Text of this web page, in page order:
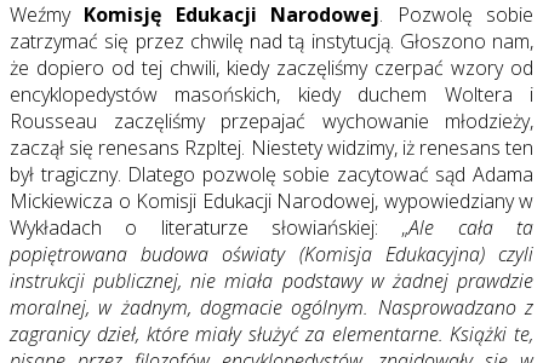
Weźmy Komisję Edukacji Narodowej. Pozwolę sobie
zatrzymać się przez chwilę nad tą instytucją. Głoszono nam,
że dopiero od tej chwili, kiedy zaczęliśmy czerpać wzory od
encyklopedystów masońskich, kiedy duchem Woltera i
Rousseau zaczęliśmy przepajać wychowanie młodzieży,
zaczął się renesans Rzpltej. Niestety widzimy, iż renesans ten
był tragiczny. Dlatego pozwolę sobie zacytować sąd Adama
Mickiewicza o Komisji Edukacji Narodowej, wypowiedziany w
Wykładach o literaturze słowiańskiej: „Ale cała ta
popiętrowana budowa oświaty (Komisja Edukacyjna) czyli
instrukcji publicznej, nie miała podstawy w żadnej prawdzie
moralnej, w żadnym, dogmacie ogólnym. Nasprowadzano z
zagranicy dzieł, które miały służyć za elementarne. Książki te,